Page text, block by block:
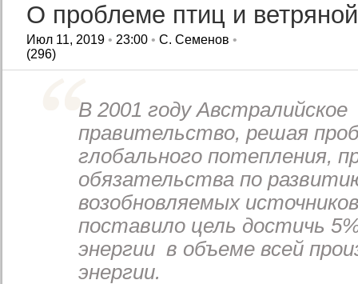
О проблеме птиц и ветряной
Июл 11, 2019• 23:00• С. Семенов •
(296)
В 2001 году Австралийское
правительство, решая
глобального потепления,
обязательства по
возобновляемых
поставило цель достичь
энергии в объеме всей
энергии.